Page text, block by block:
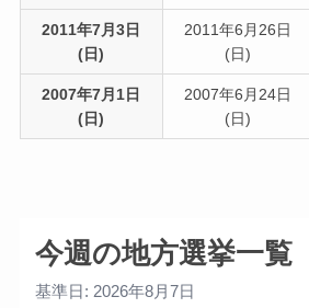
2011年7月3日
(日)
2011年6月26日
(日)
2007年7月1日
(日)
2007年6月24日
(日)
今週の地方選挙一覧
基準日: 2026年8月7日